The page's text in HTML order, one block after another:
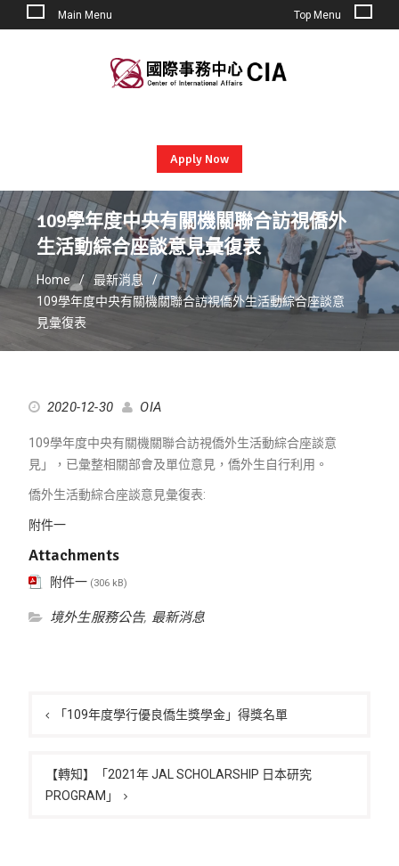
Main Menu Top Menu
Apply Now
109學年度中央有關機關聯合訪視僑外
生活動綜合座談意見彙復表
Home
最新消息
109學年度中央有關機關聯合訪視僑外生活動綜合座談意
見彙復表
2020-12-30 OIA
109學年度中央有關機關聯合訪視僑外生活動綜合座談意
見」，已彙整相關部會及單位意見，僑外生自行利用。
僑外生活動綜合座談意見彙復表:
附件一
Attachments
附件一 (306 kB)
境外生服務公告, 最新消息
章
「109年度學行優良僑生獎學金」得獎名單
【轉知】「2021年 JAL SCHOLARSHIP 日本研究
PROGRAM」